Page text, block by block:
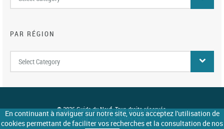
En continuant à naviguer sur notre site, vous acceptez l'utilisation de
cookies permettant de faciliter vos recherches et la consultation de nos
PAR RÉGION
Par
région
Select Category
© 2026 Guide du Neuf. Tous droits réservés.
Site réalisé par 3clics.com